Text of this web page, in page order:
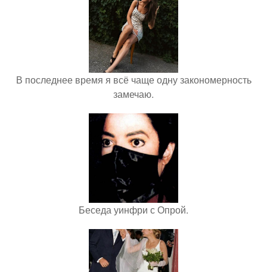
В последнее время я всё чаще одну закономерность
замечаю.
Беседа уинфри с Опрой.